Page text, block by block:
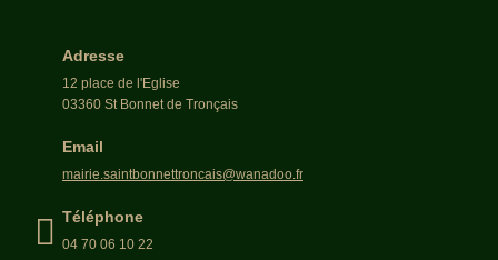
Adresse
12 place de l'Eglise
03360 St Bonnet de Tronçais
Email
mairie.saintbonnettroncais@wanadoo.fr
Téléphone
04 70 06 10 22